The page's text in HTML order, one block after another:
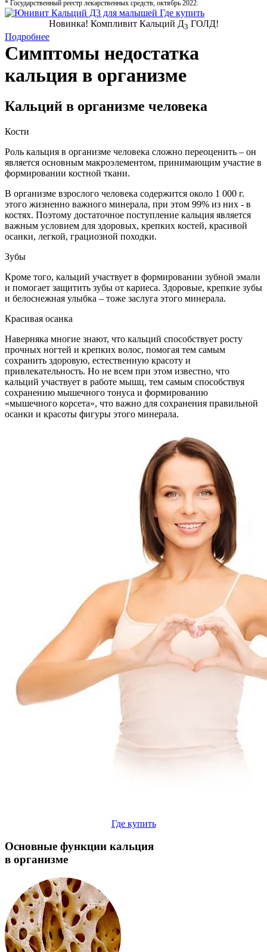
* Государственный реестр лекарственных средств, октябрь 2022.
Где купить
Новинка! Компливит Кальций Д3 ГОЛД!
Подробнее
Симптомы недостатка
кальция в организме
Кальций в организме человека
Кости
Роль кальция в организме человека сложно переоценить – он
является основным макроэлементом, принимающим участие в
формировании костной ткани.
В организме взрослого человека содержится около 1 000 г.
этого жизненно важного минерала, при этом 99% из них - в
костях. Поэтому достаточное поступление кальция является
важным условием для здоровых, крепких костей, красивой
осанки, легкой, грациозной походки.
Зубы
Кроме того, кальций участвует в формировании зубной эмали
и помогает защитить зубы от кариеса. Здоровые, крепкие зубы
и белоснежная улыбка – тоже заслуга этого минерала.
Красивая осанка
Наверняка многие знают, что кальций способствует росту
прочных ногтей и крепких волос, помогая тем самым
сохранить здоровую, естественную красоту и
привлекательность. Но не всем при этом известно, что
кальций участвует в работе мышц, тем самым способствуя
сохранению мышечного тонуса и формированию
«мышечного корсета», что важно для сохранения правильной
осанки и красоты фигуры этого минерала.
Где купить
Основные функции кальция
в организме